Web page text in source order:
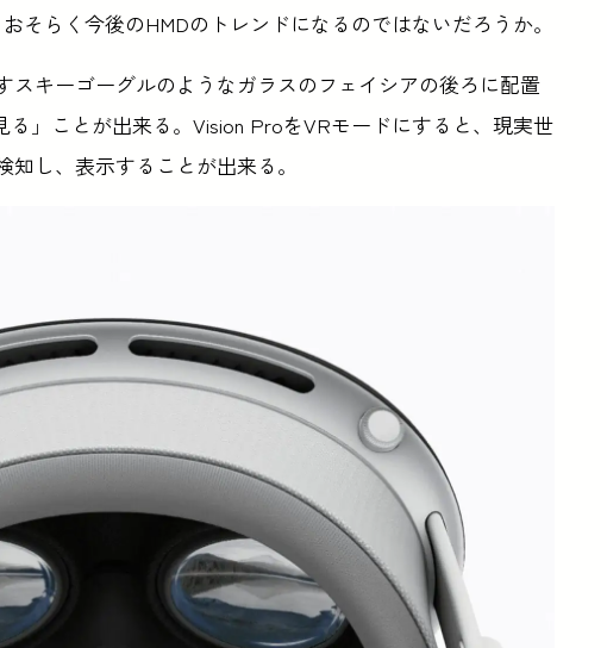
そらく今後のHMDのトレンドになるのではないだろうか。
スキーゴーグルのようなガラスのフェイシアの後ろに配置
る」ことが出来る。Vision ProをVRモードにすると、現実世
し、表示することが出来る。